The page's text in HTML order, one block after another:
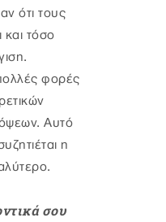
ότι τους
και τόσο
φορές
Αυτό
η
σου